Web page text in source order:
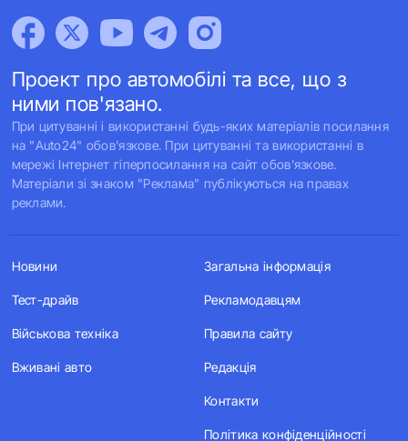
Проект про автомобілі та все, що з
ними пов'язано.
При цитуванні і використанні будь-яких матеріалів посилання
на "Auto24" обов'язкове. При цитуванні та використанні в
мережі Інтернет гіперпосилання на сайт обов'язкове.
Матеріали зі знаком "Реклама" публікуються на правах
реклами.
Новини
Тест-драйв
Військова техніка
Вживані авто
Загальна інформація
Рекламодавцям
Правила сайту
Редакція
Контакти
Політика конфіденційності